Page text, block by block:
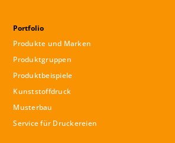
Portfolio
Produkte und Marken
Produktgruppen
Produktbeispiele
Kunststoffdruck
Musterbau
Service für Druckereien